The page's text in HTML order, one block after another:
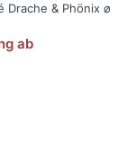
Drache & Phönix ø
ab